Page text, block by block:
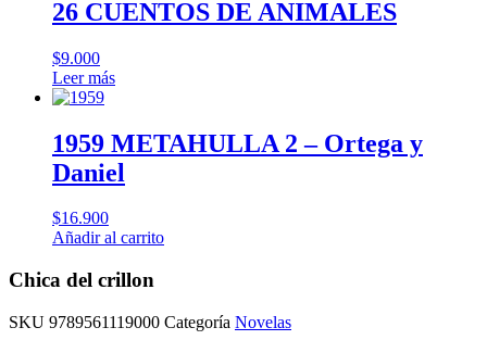
26 CUENTOS DE ANIMALES
$9.000
Leer más
1959 METAHULLA 2 – Ortega y
Daniel
$16.900
Añadir al carrito
Chica del crillon
SKU 9789561119000 Categoría Novelas